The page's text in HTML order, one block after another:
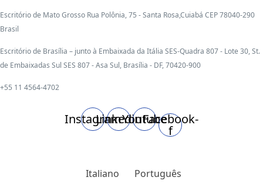
Escritório de Mato Grosso Rua Polônia, 75 - Santa Rosa,Cuiabá CEP 78040-290
Brasil
Escritório de Brasília – junto à Embaixada da Itália SES-Quadra 807 - Lote 30, St.
de Embaixadas Sul SES 807 - Asa Sul, Brasília - DF, 70420-900
+55 11 4564-4702
Instagram
LinkedinYoutube
Facebook-
f
Italiano Português